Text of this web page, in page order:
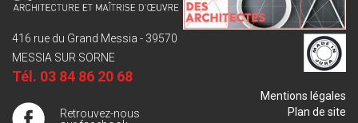
416 rue du Grand Messia - 39570
MESSIA SUR SORNE
Tél. 03 84 86 20 68
Retrouvez-nous
Mentions légales
Plan de site